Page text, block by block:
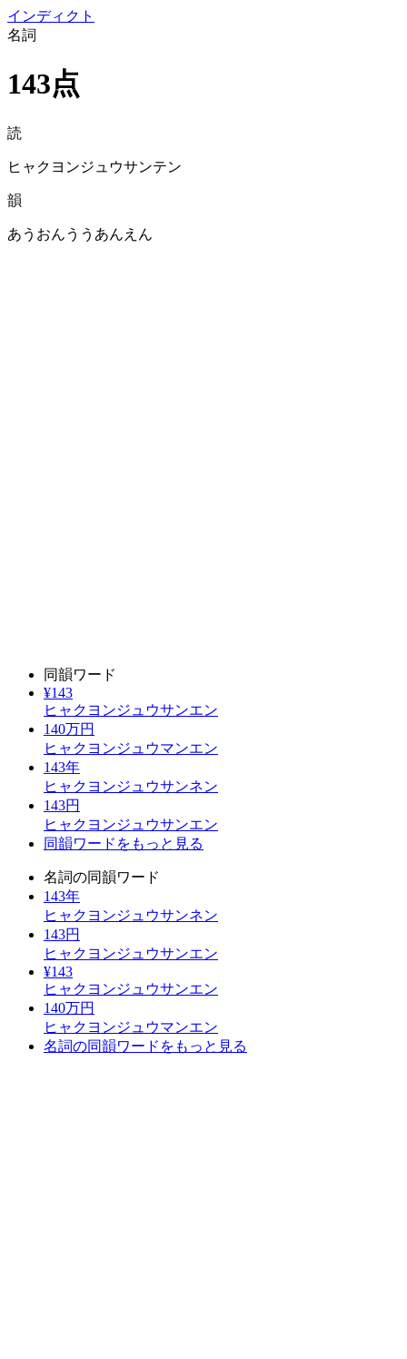
インディクト
名詞
143点
読
ヒャクヨンジュウサンテン
韻
あうおんううあんえん
同韻ワード
¥143
ヒャクヨンジュウサンエン
140万円
ヒャクヨンジュウマンエン
143年
ヒャクヨンジュウサンネン
143円
ヒャクヨンジュウサンエン
同韻ワードをもっと見る
名詞の同韻ワード
143年
ヒャクヨンジュウサンネン
143円
ヒャクヨンジュウサンエン
¥143
ヒャクヨンジュウサンエン
140万円
ヒャクヨンジュウマンエン
名詞の同韻ワードをもっと見る